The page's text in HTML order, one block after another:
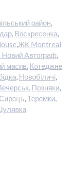
район,
, Воскресенка,
,ЖК Montreal
Автограф,
масив, Котеджне
, Новобіличі,
, Позняки,
Сирець,Теремки,